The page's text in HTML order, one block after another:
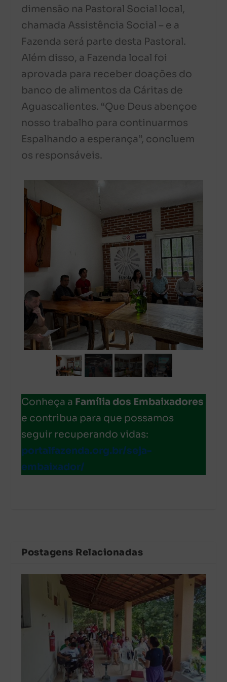
dimensão na Pastoral Social local,
chamada Assistência Social – e a
Fazenda será parte desta Pastoral.
Além disso, a Fazenda local foi
aprovada para receber doações do
banco de alimentos da Cáritas de
Aguascalientes. “Que Deus abençoe
nosso trabalho para continuarmos
Espalhando a esperança”, concluem
os responsáveis.
Conheça a Família dos Embaixadores
e contribua para que possamos
seguir recuperando vidas:
portalfazenda.org.br/seja-
embaixador/
Postagens Relacionadas